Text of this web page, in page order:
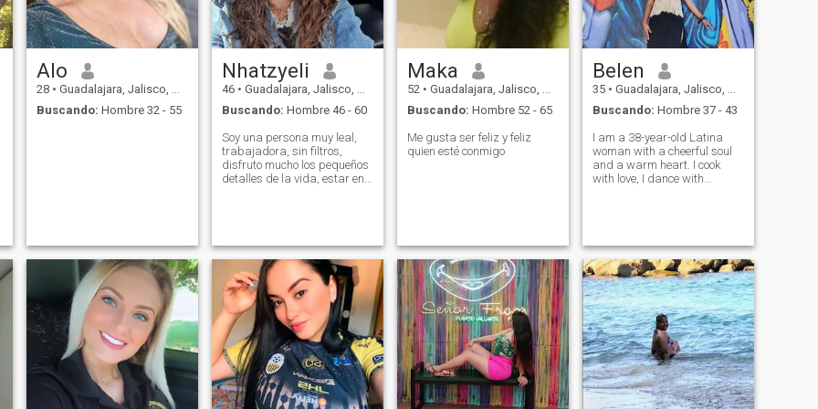
Alo
28 • Guadalajara, Jalisco, México
Buscando: Hombre 32 - 55
Nhatzyeli
46 • Guadalajara, Jalisco, México
Buscando: Hombre 46 - 60
Soy una persona muy leal,
trabajadora, sin filtros,
disfruto mucho los pequeños
detalles de la vida, estar en
Maka
52 • Guadalajara, Jalisco, México
Buscando: Hombre 52 - 65
Me gusta ser feliz y feliz
quien esté conmigo
Belen
35 • Guadalajara, Jalisco, México
Buscando: Hombre 37 - 43
I am a 38-year-old Latina
woman with a cheerful soul
and a warm heart. I cook
with love, I dance with
where they both support and
care for each other.